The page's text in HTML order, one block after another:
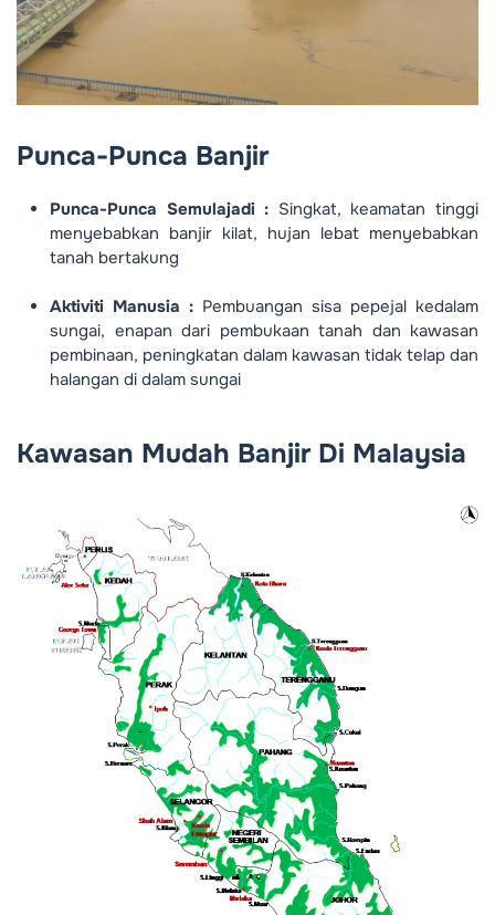
Punca-Punca Banjir
Punca-Punca Semulajadi : Singkat, keamatan tinggi
menyebabkan banjir kilat, hujan lebat menyebabkan
tanah bertakung
Aktiviti Manusia : Pembuangan sisa pepejal kedalam
sungai, enapan dari pembukaan tanah dan kawasan
pembinaan, peningkatan dalam kawasan tidak telap dan
halangan di dalam sungai
Kawasan Mudah Banjir Di Malaysia